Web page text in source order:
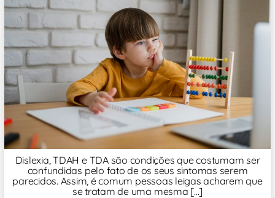
Dislexia, TDAH e TDA são condições que costumam ser
confundidas pelo fato de os seus sintomas serem
parecidos. Assim, é comum pessoas leigas acharem que
se tratam de uma mesma [...]